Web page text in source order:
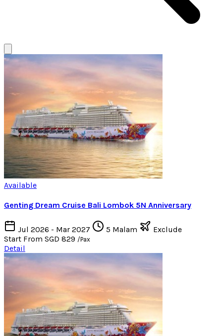
Available
Genting Dream Cruise Bali Lombok 5N Anniversary
Jul 2026 - Mar 2027 5 Malam
Exclude
Start From SGD 829 /Pax
Detail